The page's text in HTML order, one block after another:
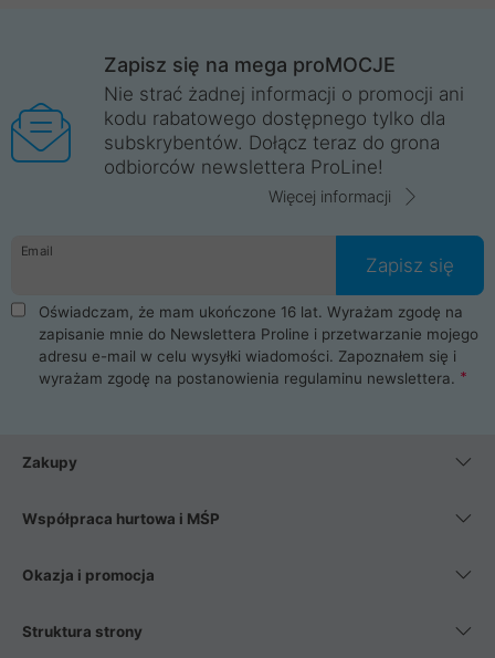
Wrocław, Poznań, Legnica, Katowice, Gliwice, Kalisz, Bytom,
Trzebnica, Opole. Szybka i profesjonalna obsługa!
ProLine to polska firma ze 100% polskim kapitałem. Działamy
legalnie i płacimy podatki w naszym kraju! Posiadamy siedzibę
główną w Mirkowie oraz salony na terenie kraju. Cała
komunikacja ze sklepem komputerowym ProLine jest
danych osobowych. Dlatego zakup notebooka albo laptopa w
ProLine to czysta przyjemność i pełne bezpieczeństwo.
Zaopatrzysz się u nas w akcesoria i części komputerowe
takie jak procesory, karty graficzne, płyty główne, pamięci,
dyski SSD, M.2 oraz HDD. Nasi pracownicy pomogą Ci wybrać
najlepszy zasilacz komputerowy oraz obudowę do komputera.
Poza komputerami mamy również najlepsze na rynku
Smartfony takich producentów jak Xiaomi, Apple, Samsung i
wentylatory. Na koniec mając już to wszystko, możesz
Zapisz się na mega proMOCJE
Nie strać żadnej informacji o promocji ani
kodu rabatowego dostępnego tylko dla
subskrybentów. Dołącz teraz do grona
odbiorców newslettera ProLine!
Więcej informacji
Email
Zapisz się
Oświadczam, że mam ukończone 16 lat. Wyrażam zgodę na
zapisanie mnie do Newslettera Proline i przetwarzanie mojego
adresu e-mail w celu wysyłki wiadomości. Zapoznałem się i
wyrażam zgodę na postanowienia regulaminu newslettera.
Zakupy
Współpraca hurtowa i MŚP
Okazja i promocja
Struktura strony